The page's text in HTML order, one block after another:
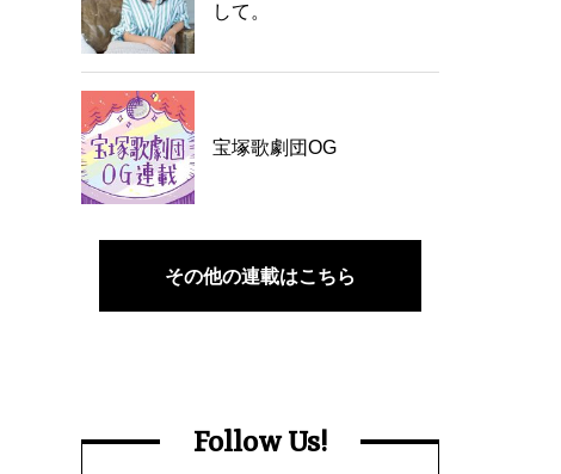
して。
宝塚歌劇団OG
その他の連載はこちら
Follow Us!